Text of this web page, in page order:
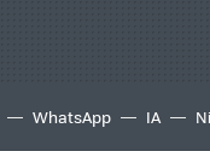
WhatsApp IA